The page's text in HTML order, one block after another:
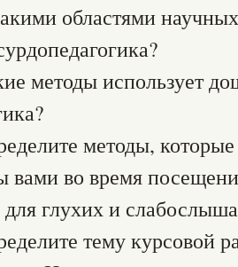
областями научных
использует
методы, которые
вами во время
для глухих и
тему курсовой